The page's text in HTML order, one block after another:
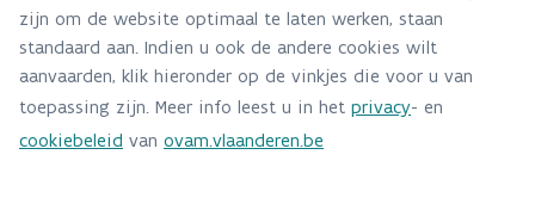
2800 Mechelen
Route en bereikbaarheid
Telefoon
015/284 458
zijn om de website optimaal te laten werken, staan
standaard aan. Indien u ook de andere cookies wilt
aanvaarden, klik hieronder op de vinkjes die voor u van
toepassing zijn. Meer info leest u in het privacy- en
cookiebeleid van ovam.vlaanderen.be